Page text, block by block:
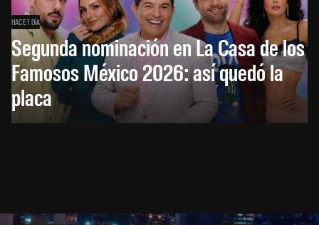
HACE 1 DÍA
Segunda nominación en La Casa de los
Famosos México 2026: así quedó la
placa